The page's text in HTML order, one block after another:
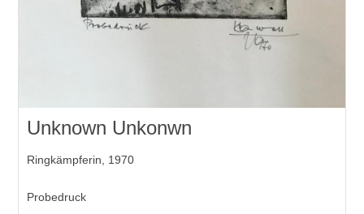
Unknown Unkonwn
Ringkämpferin, 1970
Probedruck